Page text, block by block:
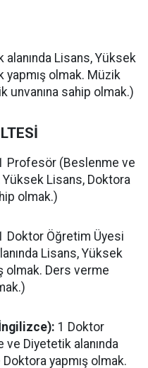
Lisans, Yüksek
yapmış olmak. Müzik
unvanına sahip olmak.)
Profesör (Beslenme ve
Yüksek Lisans, Doktora
olmak.)
Doktor Öğretim Üyesi
Lisans, Yüksek
olmak. Ders verme
1 Doktor
Diyetetik alanında
yapmış olmak.